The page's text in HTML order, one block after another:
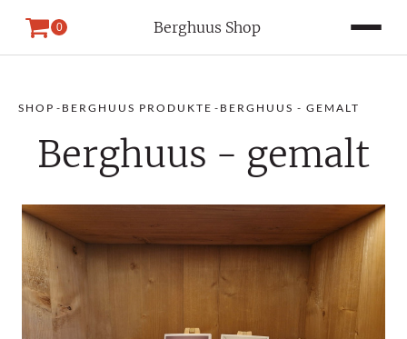
Berghuus Shop
0
SHOP - BERGHUUS PRODUKTE - BERGHUUS - GEMALT
Berghuus - gemalt